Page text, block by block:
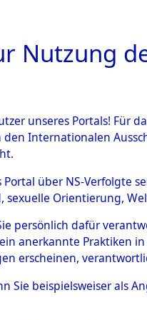
0001
Nutzung
unseres Portals! Für
den Internationalen
Portal über NS-
sexuelle Orientierung,
persönlich dafür
anerkannte Praktiken
erscheinen,
Sie beispielsweiser als